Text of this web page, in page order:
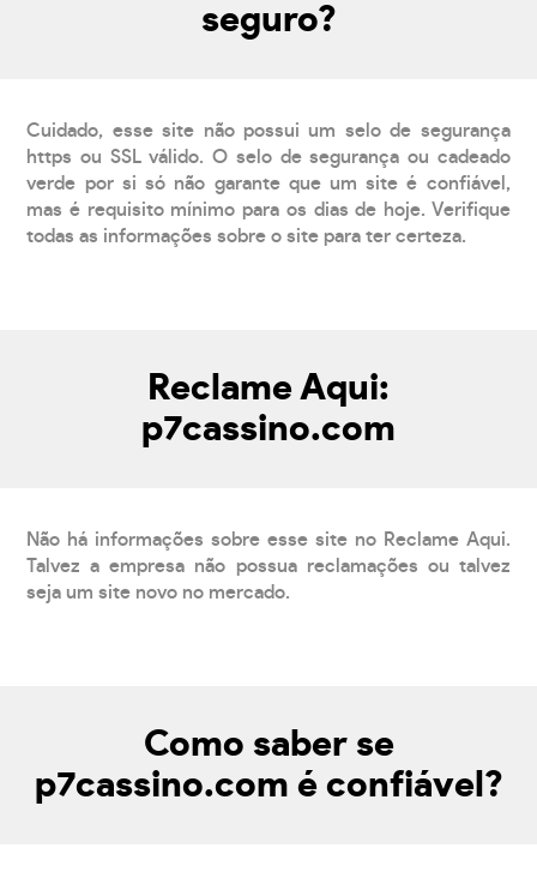
seguro?
Cuidado, esse site não possui um selo de segurança
https ou SSL válido. O selo de segurança ou cadeado
verde por si só não garante que um site é confiável,
mas é requisito mínimo para os dias de hoje. Verifique
todas as informações sobre o site para ter certeza.
Reclame Aqui:
p7cassino.com
Não há informações sobre esse site no Reclame Aqui.
Talvez a empresa não possua reclamações ou talvez
seja um site novo no mercado.
Como saber se
p7cassino.com é confiável?